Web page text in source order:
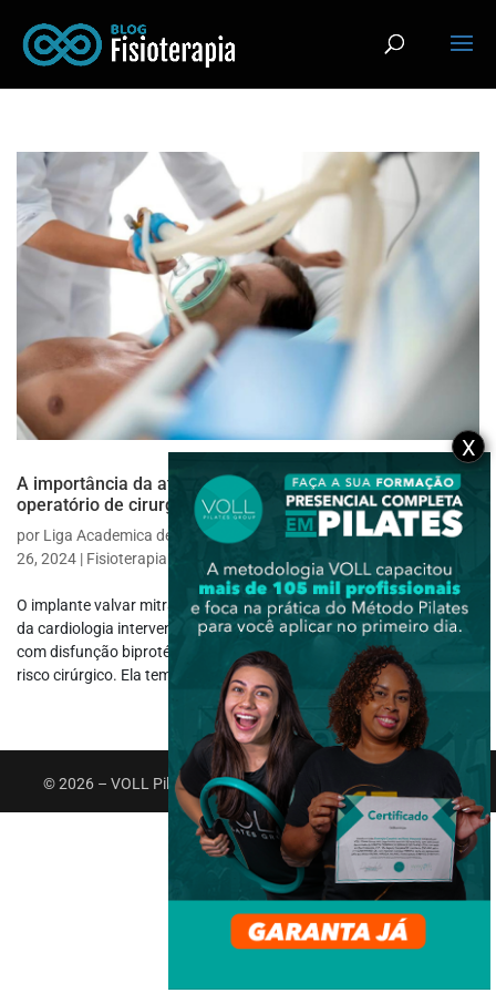
A importância da atuação Fisioterapêutica no pós-
operatório de cirurgia cardíaca de troca valvar
por Liga Academica de Fisioterapia Respiratoria e Tabagismo|fev
26, 2024 | Fisioterapia Específica Fisioterapia Respiratória
O implante valvar mitral é uma ferramenta terapêutica no campo
da cardiologia intervencionista estrutural utilizada em pacientes
com disfunção biprotética devido à insuficiência mitral grave e alto
risco cirúrgico. Ela tem o objetivo de reparar a obstrução da via de...
© 2026 – VOLL Pilates Group. Todos os direitos reservados.
X